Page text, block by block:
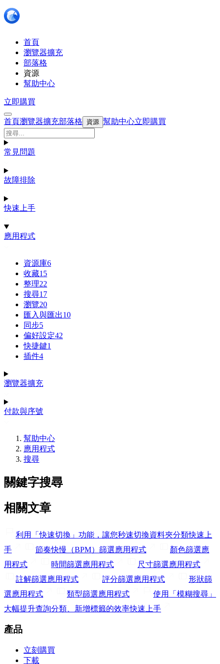
首頁
瀏覽器擴充
部落格
資源
幫助中心
立即購買
首頁瀏覽器擴充部落格 資源 幫助中心立即購買
常見問題
故障排除
快速上手
應用程式
資源庫6
收藏15
整理22
搜尋17
瀏覽20
匯入與匯出10
同步5
偏好設定42
快捷鍵1
插件4
瀏覽器擴充
付款與序號
幫助中心
應用程式
搜尋
關鍵字搜尋
相關文章
利用「快速切換」功能，讓您秒速切換資料夾分類快速上
手
節奏快慢（BPM）篩選應用程式 顏色篩選應
用程式
時間篩選應用程式 尺寸篩選應用程式
註解篩選應用程式 評分篩選應用程式
形狀篩
選應用程式 類型篩選應用程式
使用「模糊搜尋」
大幅提升查詢分類、新增標籤的效率快速上手
產品
立刻購買
下載